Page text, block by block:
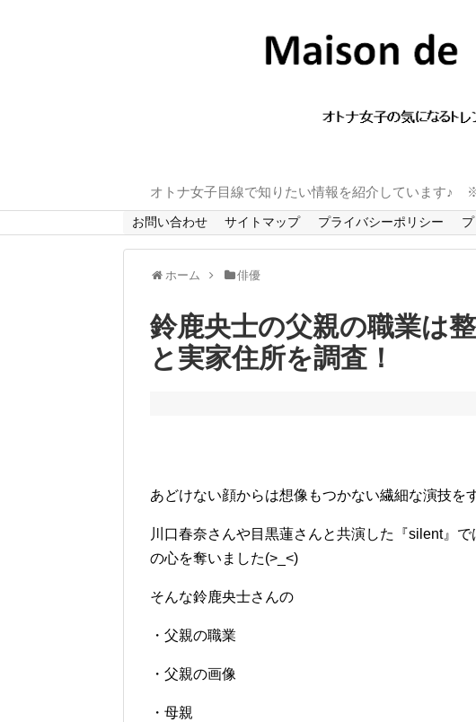
オトナ女子目線で知りたい情報を紹介しています♪
お問い合わせ サイトマップ プライバシーポリシー
ホーム 俳優
鈴鹿央士の父親の職業は
と実家住所を調査！
あどけない顔からは想像もつかない繊細な演技を
川口春奈さんや目黒蓮さんと共演した『silent』
の心を奪いました(>_<)
そんな鈴鹿央士さんの
・父親の職業
・父親の画像
・母親